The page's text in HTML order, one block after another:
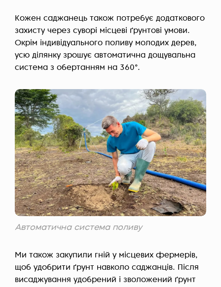
Кожен саджанець також потребує додаткового
захисту через суворі місцеві ґрунтові умови.
Окрім індивідуального поливу молодих дерев,
усю ділянку зрошує автоматична дощувальна
система з обертанням на 360°.
Автоматична система поливу
Ми також закупили гній у місцевих фермерів,
щоб удобрити ґрунт навколо саджанців. Після
висаджування удобрений і зволожений ґрунт